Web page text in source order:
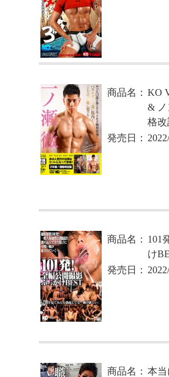
商品名： KO
& ノ
格
発売日：
商品名： 101
け
発売日：
商品名： 本